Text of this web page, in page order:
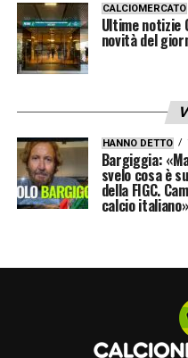
CALCIOMERCATO
Ultime notizie
novità del
HANNO DETTO
Bargiggia:
svelo cosa è
della FIGC.
calcio italiano»